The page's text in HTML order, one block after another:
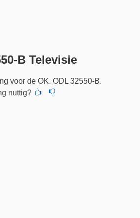
B Televisie
voor de OK. ODL 32550-B.
nuttig?